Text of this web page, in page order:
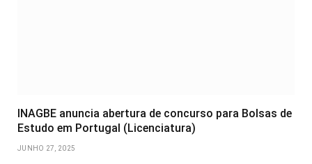
INAGBE anuncia abertura de concurso para Bolsas de
Estudo em Portugal (Licenciatura)
JUNHO 27, 2025